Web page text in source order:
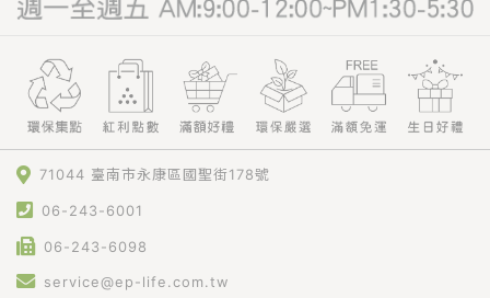
71044 臺南市永康區國聖街178號
06-243-6001
06-243-6098
service@ep-life.com.tw